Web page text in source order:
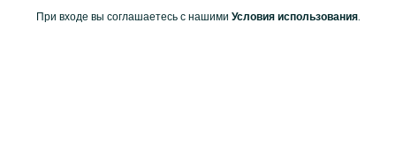
При входе вы соглашаетесь с нашими Условия использования.